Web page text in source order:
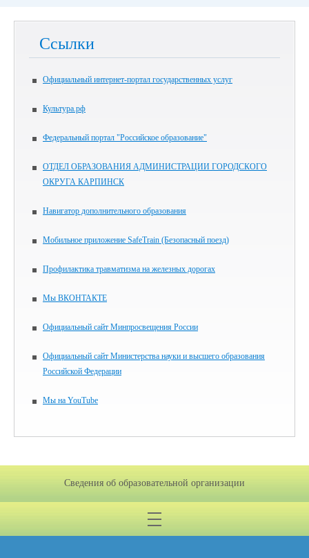
Ссылки
Официальный интернет-портал государственных услуг
Культура.рф
Федеральный портал "Российское образование"
ОТДЕЛ ОБРАЗОВАНИЯ АДМИНИСТРАЦИИ ГОРОДСКОГО
ОКРУГА КАРПИНСК
Навигатор дополнительного образования
Мобильное приложение SafeTrain (Безопасный поезд)
Профилактика травматизма на железных дорогах
Мы ВКОНТАКТЕ
Официальный сайт Минпросвещения России
Официальный сайт Министерства науки и высшего образования
Российской Федерации
Мы на YouTube
Сведения об образовательной организации